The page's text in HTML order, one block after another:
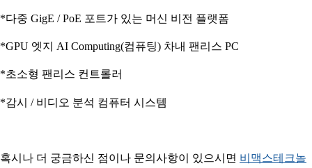
*다중 GigE / PoE 포트가 있는 머신 비전 플랫폼
*GPU 엣지 AI Computing(컴퓨팅) 차내 팬리스 PC
*초소형 팬리스 컨트롤러
*감시 / 비디오 분석 컴퓨터 시스템
혹시나 더 궁금하신 점이나 문의사항이 있으시면 ​비맥스테크놀